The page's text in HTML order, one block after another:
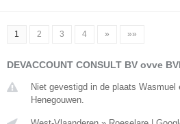
1 2 3 4 » »»
DEVACCOUNT CONSULT BV ovve
Niet gevestigd in de plaats Wasmuel
Henegouwen.